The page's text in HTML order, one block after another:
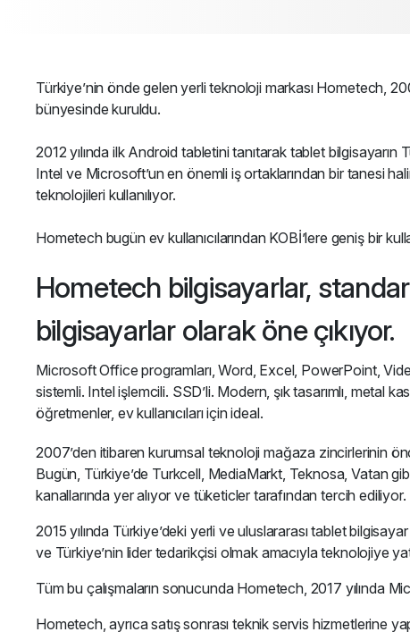
Türkiye’nin önde gelen yerli teknoloji markası Hometech,
bünyesinde kuruldu.
2012 yılında ilk Android tabletini tanıtarak tablet
Intel ve Microsoft’un en önemli iş ortaklarından bir tanesi
teknolojileri kullanılıyor.
Hometech bugün ev kullanıcılarından KOBİ’lere geniş bir
Hometech bilgisayarlar,
bilgisayarlar olarak öne çıkıyor.
Microsoft Office programları, Word, Excel, PowerPoint,
sistemli. Intel işlemcili. SSD’li. Modern, şık tasarımlı,
öğretmenler, ev kullanıcıları için ideal.
2007’den itibaren kurumsal teknoloji mağaza zincirlerinin
Bugün, Türkiye’de Turkcell, MediaMarkt, Teknosa, Vatan
kanallarında yer alıyor ve tüketicler tarafından tercih ediliyor.
2015 yılında Türkiye’deki yerli ve uluslararası tablet
ve Türkiye’nin lider tedarikçisi olmak amacıyla teknolojiye
Tüm bu çalışmaların sonucunda Hometech, 2017 yılında
Hometech, ayrıca satış sonrası teknik servis hizmetlerine